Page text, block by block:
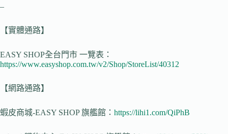
–
【實體通路】
EASY SHOP全台門市 一覽表：
https://www.easyshop.com.tw/v2/Shop/StoreList/40312
【網路通路】
蝦皮商城-EASY SHOP 旗艦館： https://lihi1.com/QiPhB